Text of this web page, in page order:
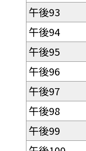
午後93
午後94
午後95
午後96
午後97
午後98
午後99